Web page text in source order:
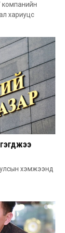
компанийн
хариуцс
хэмжээнд